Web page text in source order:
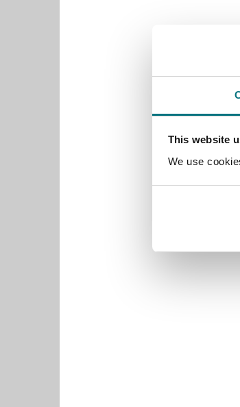
This website
We use